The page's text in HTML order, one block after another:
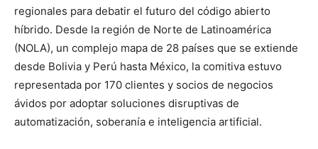
regionales para debatir el futuro del código abierto
híbrido. Desde la región de Norte de Latinoamérica
(NOLA), un complejo mapa de 28 países que se extiende
desde Bolivia y Perú hasta México, la comitiva estuvo
representada por 170 clientes y socios de negocios
ávidos por adoptar soluciones disruptivas de
automatización, soberanía e inteligencia artificial.